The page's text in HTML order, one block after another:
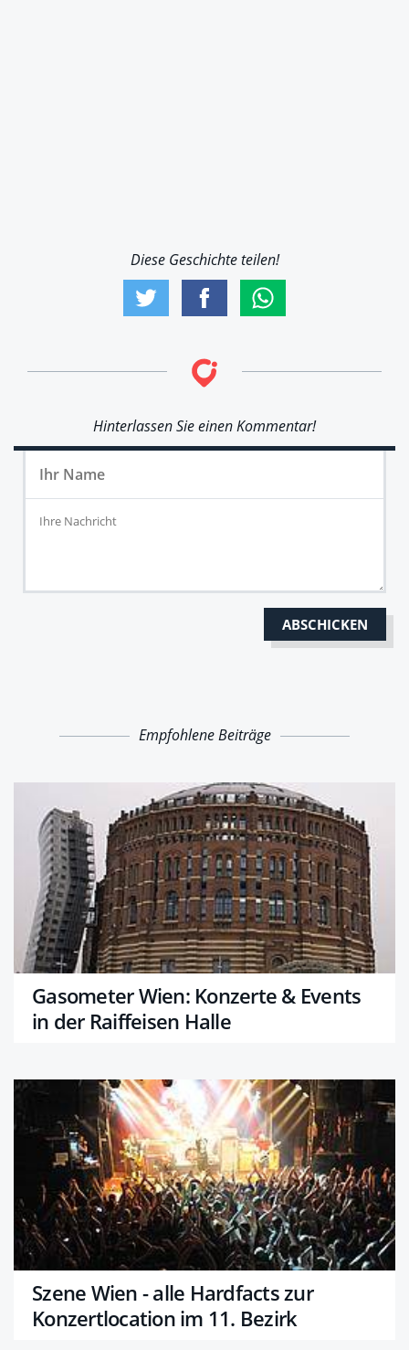
Diese Geschichte teilen!
Hinterlassen Sie einen Kommentar!
Empfohlene Beiträge
Gasometer Wien: Konzerte & Events
in der Raiffeisen Halle
Szene Wien - alle Hardfacts zur
Konzertlocation im 11. Bezirk